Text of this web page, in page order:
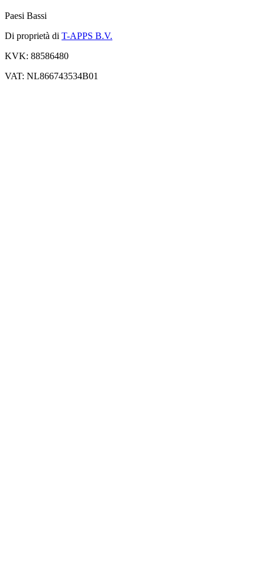
Paesi Bassi
Di proprietà di T-APPS B.V.
KVK: 88586480
VAT: NL866743534B01